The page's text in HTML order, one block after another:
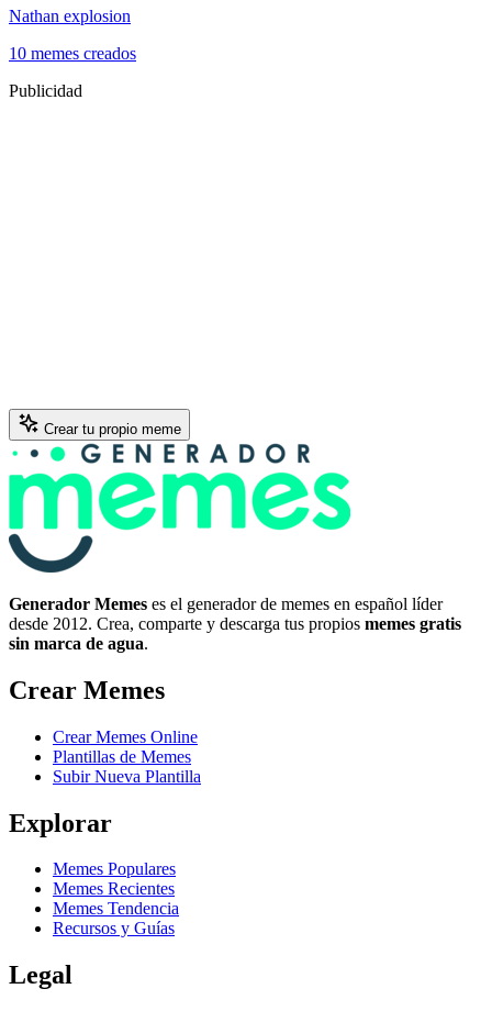
Nathan explosion
10 memes creados
Publicidad
Crear tu propio meme
Generador Memes es el generador de memes en español líder
desde 2012. Crea, comparte y descarga tus propios memes gratis
sin marca de agua.
Crear Memes
Crear Memes Online
Plantillas de Memes
Subir Nueva Plantilla
Explorar
Memes Populares
Memes Recientes
Memes Tendencia
Recursos y Guías
Legal